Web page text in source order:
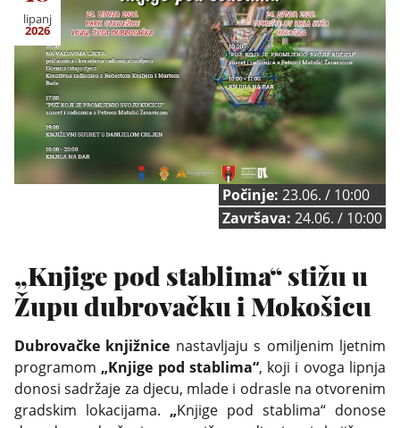
lipanj
2026
Počinje: 23.06. / 10:00
Završava: 24.06. / 10:00
„Knjige pod stablima“ stižu u
Župu dubrovačku i Mokošicu
Dubrovačke knjižnice nastavljaju s omiljenim ljetnim
programom „Knjige pod stablima“, koji i ovoga lipnja
donosi sadržaje za djecu, mlade i odrasle na otvorenim
gradskim lokacijama. „Knjige pod stablima“ donose